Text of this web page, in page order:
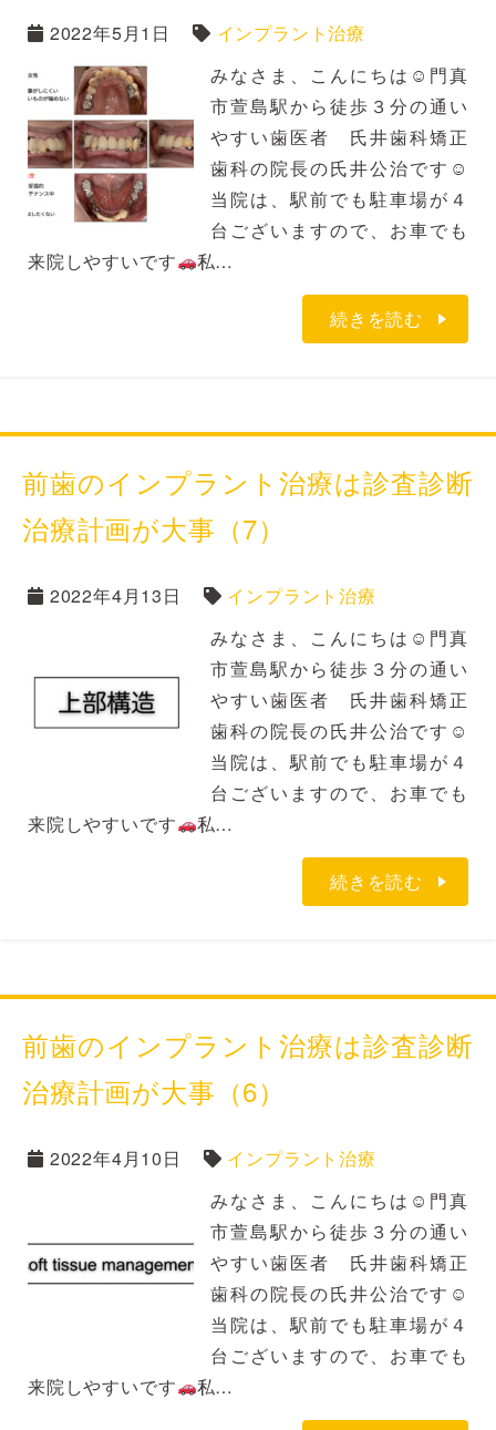
2022年5月1日
インプラント治療
みなさま、こんにちは☺門真
市萱島駅から徒歩３分の通い
やすい歯医者 氏井歯科矯正
歯科の院長の氏井公治です☺
当院は、駅前でも駐車場が４
台ございますので、お車でも
来院しやすいです
私…
続きを読む
前歯のインプラント治療は診査診断
治療計画が大事（7）
2022年4月13日
インプラント治療
みなさま、こんにちは☺門真
市萱島駅から徒歩３分の通い
やすい歯医者 氏井歯科矯正
歯科の院長の氏井公治です☺
当院は、駅前でも駐車場が４
台ございますので、お車でも
来院しやすいです
私…
続きを読む
前歯のインプラント治療は診査診断
治療計画が大事（6）
2022年4月10日
インプラント治療
みなさま、こんにちは☺門真
市萱島駅から徒歩３分の通い
やすい歯医者 氏井歯科矯正
歯科の院長の氏井公治です☺
当院は、駅前でも駐車場が４
台ございますので、お車でも
来院しやすいです
私…